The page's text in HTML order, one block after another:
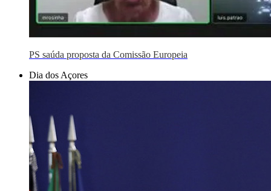
PS saúda proposta da Comissão Europeia
Dia dos Açores